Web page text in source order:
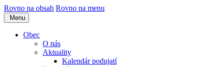
Rovno na obsah Rovno na menu
Menu
Obec
O nás
Aktuality
Kalendár podujatí